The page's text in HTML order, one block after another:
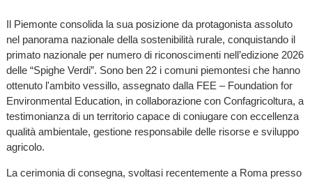
Il Piemonte consolida la sua posizione da protagonista assoluto
nel panorama nazionale della sostenibilità rurale, conquistando il
primato nazionale per numero di riconoscimenti nell’edizione 2026
delle “Spighe Verdi”. Sono ben 22 i comuni piemontesi che hanno
ottenuto l'ambito vessillo, assegnato dalla FEE – Foundation for
Environmental Education, in collaborazione con Confagricoltura, a
testimonianza di un territorio capace di coniugare con eccellenza
qualità ambientale, gestione responsabile delle risorse e sviluppo
agricolo.
La cerimonia di consegna, svoltasi recentemente a Roma presso